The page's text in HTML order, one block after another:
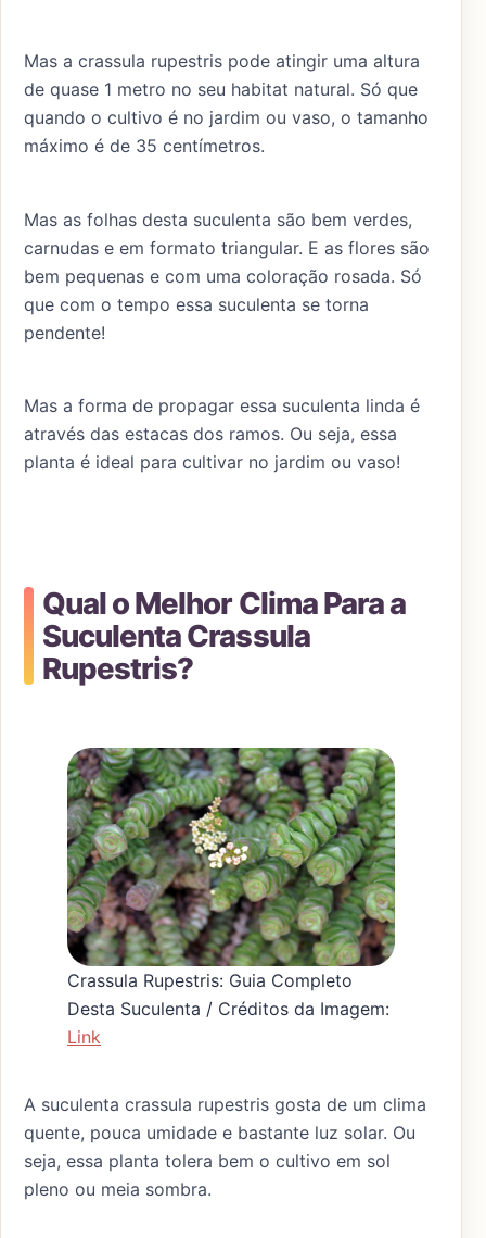
Mas a crassula rupestris pode atingir uma altura
de quase 1 metro no seu habitat natural. Só que
quando o cultivo é no jardim ou vaso, o tamanho
máximo é de 35 centímetros.
Mas as folhas desta suculenta são bem verdes,
carnudas e em formato triangular. E as flores são
bem pequenas e com uma coloração rosada. Só
que com o tempo essa suculenta se torna
pendente!
Mas a forma de propagar essa suculenta linda é
através das estacas dos ramos. Ou seja, essa
planta é ideal para cultivar no jardim ou vaso!
Qual o Melhor Clima Para a
Suculenta Crassula
Rupestris?
Crassula Rupestris: Guia Completo
Desta Suculenta / Créditos da Imagem:
Link
A suculenta crassula rupestris gosta de um clima
quente, pouca umidade e bastante luz solar. Ou
seja, essa planta tolera bem o cultivo em sol
pleno ou meia sombra.